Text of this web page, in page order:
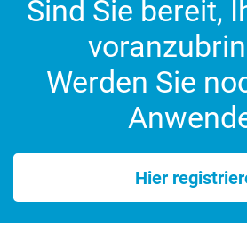
Sind Sie bereit,
Werden Sie
Hier